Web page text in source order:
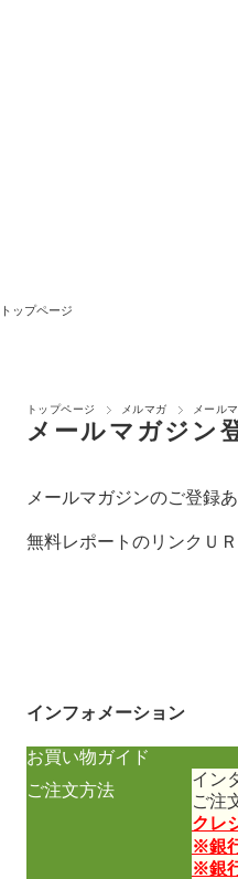
トップページ
トップページ メルマガ メール
メールマガジン
メールマガジンのご登録
無料レポートのリンクＵ
インフォメーション
お買い物ガイド
ご注文方法
イン
ご注
クレ
※銀
※銀